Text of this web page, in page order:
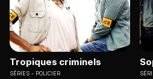
Tropiques criminels
SÉRIES POLICIER